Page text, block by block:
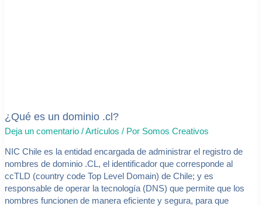
¿Qué es un dominio .cl?
Deja un comentario /Artículos / Por Somos Creativos
NIC Chile es la entidad encargada de administrar el registro de
nombres de dominio .CL, el identificador que corresponde al
ccTLD (country code Top Level Domain) de Chile; y es
responsable de operar la tecnología (DNS) que permite que los
nombres funcionen de manera eficiente y segura, para que